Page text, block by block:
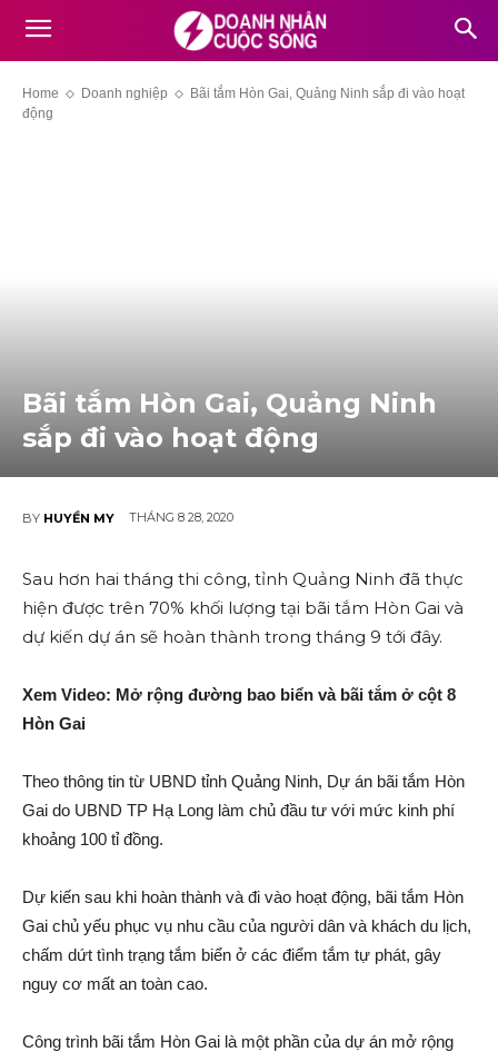
Home Doanh nghiệp
Bãi tắm Hòn Gai, Quảng Ninh sắp đi vào hoạt
động
Bãi tắm Hòn Gai, Quảng Ninh
sắp đi vào hoạt động
BY HUYỀN MY THÁNG 8 28, 2020
Sau hơn hai tháng thi công, tỉnh Quảng Ninh đã thực
hiện được trên 70% khối lượng tại bãi tắm Hòn Gai và
dự kiến dự á‌n sẽ hoàn thành trong tháng 9 tới đây.
Xem Video: Mở rộng đường bao biển và bãi tắm ở cột 8
Hòn Gai
Theo thông tin từ UBND tỉnh Quảng Ninh, Dự á‌n bãi tắm Hòn
Gai do UBND TP Hạ Long làm chủ đầu tư với mức kinh phí
khoảng 100 tỉ đồng.
Dự kiến sau khi hoàn thành và đi vào hoạt động, bãi tắm Hòn
Gai chủ yếu phục vụ nhu cầu của người dân và khách du lịch,
chấm dứt tình trạng tắm biển ở các điểm tắm tự phát, gây
nɡu‌y cơ mấ‌t an toàn cao.
Công trình bãi tắm Hòn Gai là một phần của dự á‌n mở rộng